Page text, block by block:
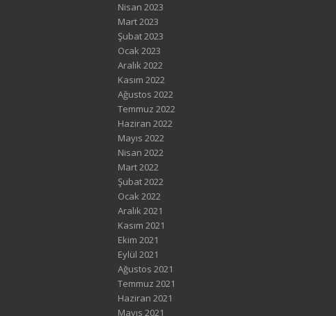
Nisan 2023
Mart 2023
Şubat 2023
Ocak 2023
Aralık 2022
Kasım 2022
Ağustos 2022
Temmuz 2022
Haziran 2022
Mayıs 2022
Nisan 2022
Mart 2022
Şubat 2022
Ocak 2022
Aralık 2021
Kasım 2021
Ekim 2021
Eylül 2021
Ağustos 2021
Temmuz 2021
Haziran 2021
Mayıs 2021